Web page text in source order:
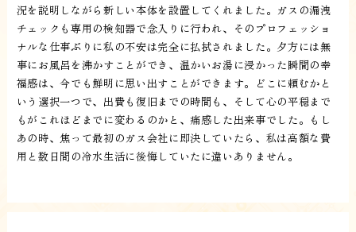
況を説明しながら新しい本体を設置してくれました。ガスの漏洩
チェックも専用の検知器で念入りに行われ、そのプロフェッショ
ナルな仕事ぶりに私の不安は完全に払拭されました。夕方には無
事にお風呂を沸かすことができ、温かいお湯に浸かった瞬間の幸
福感は、今でも鮮明に思い出すことができます。どこに頼むかと
いう選択一つで、出費も復旧までの時間も、そして心の平穏まで
もがこれほどまでに変わるのかと、痛感した出来事でした。もし
あの時、焦って最初のガス会社に即決していたら、私は高額な費
用と数日間の冷水生活に後悔していたに違いありません。